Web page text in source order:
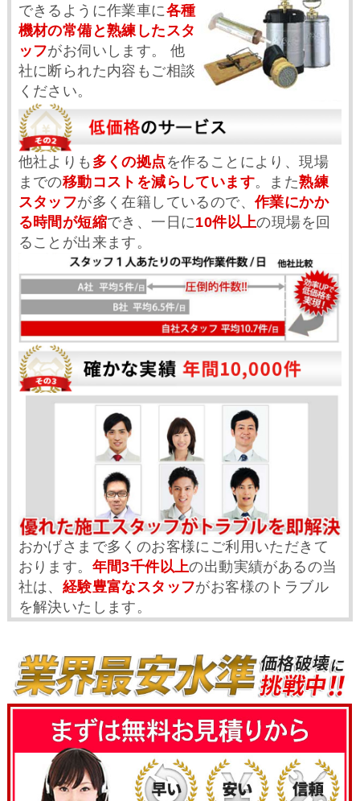
できるように作業車に各種
機材の常備と熟練したスタ
ッフがお伺いします。 他
社に断られた内容もご相談
ください。
他社よりも 多くの拠点 を作ることにより、現場
までの移動コストを減らしています。また熟練
スタッフが多く在籍しているので、作業にかか
る時間が短縮でき、一日に10件以上の現場を回
ることが出来ます。
おかげさまで多くのお客様にご利用いただきて
おります。 年間3千件以上の出動実績があるの当
社は、 経験豊富なスタッフがお客様のトラブル
を解決いたします。